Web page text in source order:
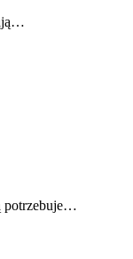
potrzebuje…